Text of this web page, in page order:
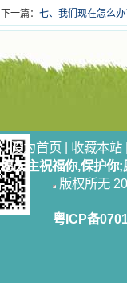
下一篇： 七、我们现在怎么
设为首页 | 收藏本站
愿天主祝福你,保护你
版权所无
粤ICP备